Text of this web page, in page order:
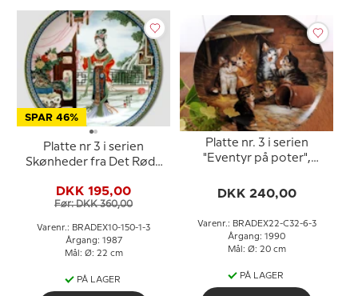
SPAR 46%
Platte nr 3 i serien
Skønheder fra Det Røde
DKK 195,00
Før: DKK 360,00
Varenr.: BRADEX10-150-1-3
Årgang: 1987
Mål: Ø: 22 cm
PÅ LAGER
Platte nr. 3 i serien
"Eventyr på poter",
DKK 240,00
Varenr.: BRADEX22-C32-6-3
Årgang: 1990
Mål: Ø: 20 cm
PÅ LAGER